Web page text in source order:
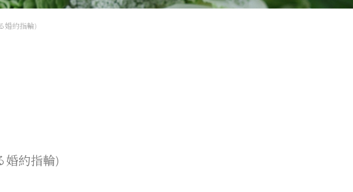
婚約指輪)
婚約指輪)